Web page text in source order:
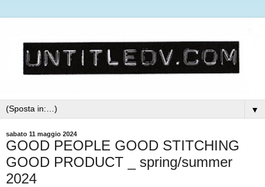
▼
sabato 11 maggio 2024
GOOD PEOPLE GOOD STITCHING
GOOD PRODUCT _ spring/summer
2024